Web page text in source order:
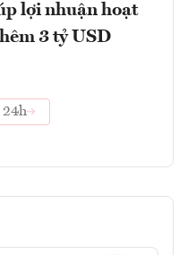
lợi nhuận hoạt
3 tỷ USD
24h